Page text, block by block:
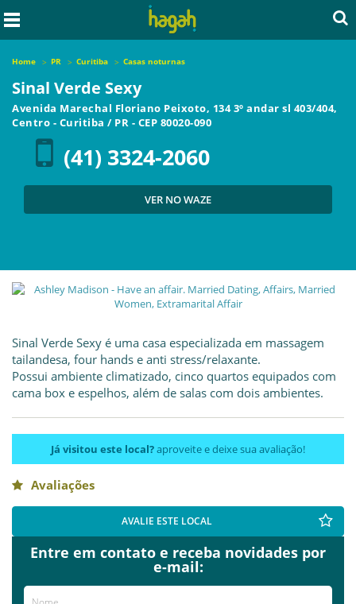
Home PR Curitiba Casas noturnas
Sinal Verde Sexy
Avenida Marechal Floriano Peixoto, 134 3º andar sl 403/404,
Centro - Curitiba / PR - CEP 80020-090
(41) 3324-2060
VER NO WAZE
Sinal Verde Sexy é uma casa especializada em massagem
tailandesa, four hands e anti stress/relaxante.
Possui ambiente climatizado, cinco quartos equipados com
cama box e espelhos, além de salas com dois ambientes.
Já visitou este local?aproveite e deixe sua avaliação!
Avaliações
AVALIE ESTE LOCAL
Entre em contato e receba novidades por
e-mail: